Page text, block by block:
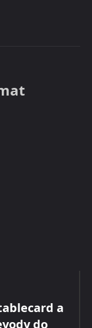
a
do